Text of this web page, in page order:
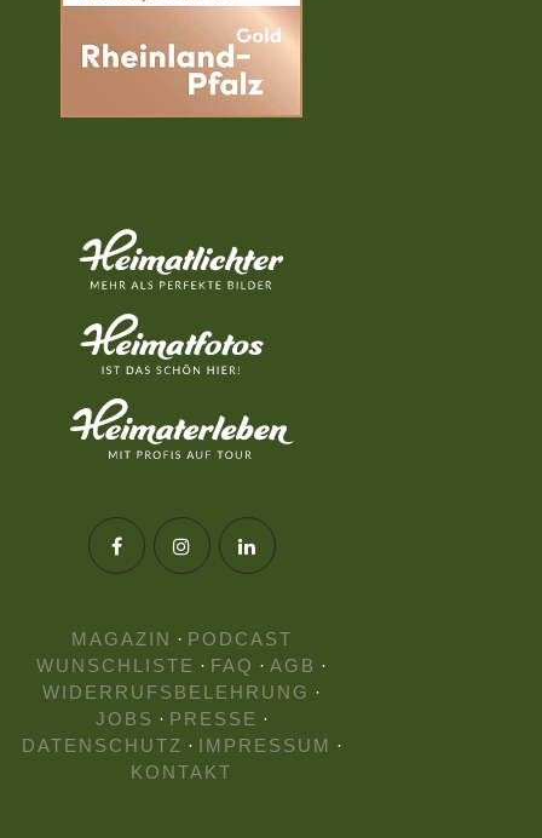
MAGAZIN · PODCAST
WUNSCHLISTE · FAQ · AGB ·
WIDERRUFSBELEHRUNG ·
JOBS · PRESSE ·
DATENSCHUTZ · IMPRESSUM ·
KONTAKT